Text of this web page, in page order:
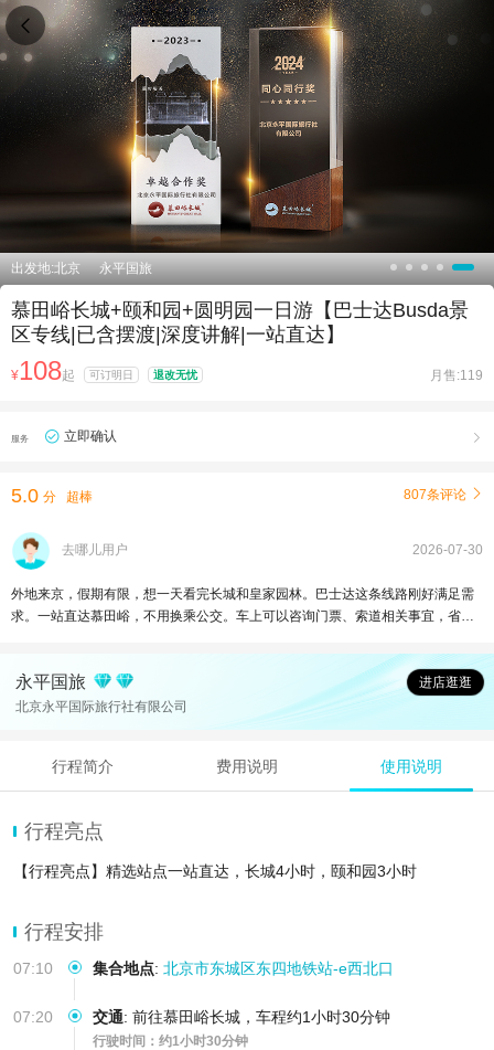
出发地:北京 永平国旅
慕田峪长城+颐和园+圆明园一日游【巴士达Busda景
区专线|已含摆渡|深度讲解|一站直达】
¥108起 可订明日 退改无忧 月售:119
服务 立即确认 
5.0 分 超棒 807条评论 
去哪儿用户 2026-07-30
外地来京，假期有限，想一天看完长城和皇家园林。巴士达这条线路刚好满足需
求。一站直达慕田峪，不用换乘公交。车上可以咨询门票、索道相关事宜，省去
永平国旅
进店逛逛
北京永平国际旅行社有限公司
行程简介 费用说明 使用说明
行程亮点
【行程亮点】精选站点一站直达，长城4小时，颐和园3小时
行程安排
07:10 集合地点: 北京市东城区东四地铁站-e西北口
07:20 交通: 前往慕田峪长城，车程约1小时30分钟
行驶时间：约1小时30分钟
